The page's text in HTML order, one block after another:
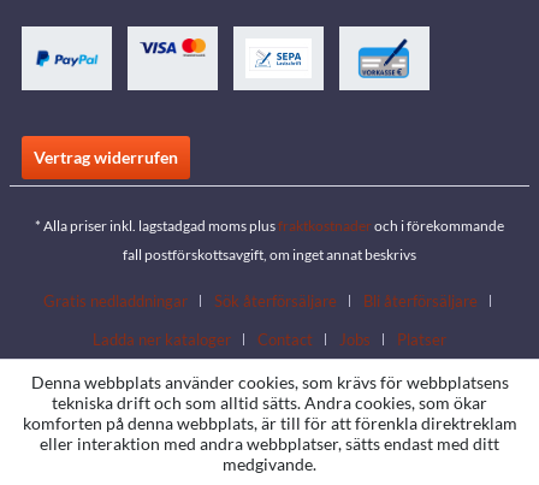
Vertrag widerrufen
* Alla priser inkl. lagstadgad moms plusfraktkostnaderoch i förekommande
fall postförskottsavgift, om inget annat beskrivs
Gratis nedladdningar Sök återförsäljare
Bli återförsäljare
Ladda ner kataloger
Contact Jobs Platser
Denna webbplats använder cookies, som krävs för webbplatsens
tekniska drift och som alltid sätts. Andra cookies, som ökar
komforten på denna webbplats, är till för att förenkla direktreklam
eller interaktion med andra webbplatser, sätts endast med ditt
medgivande.